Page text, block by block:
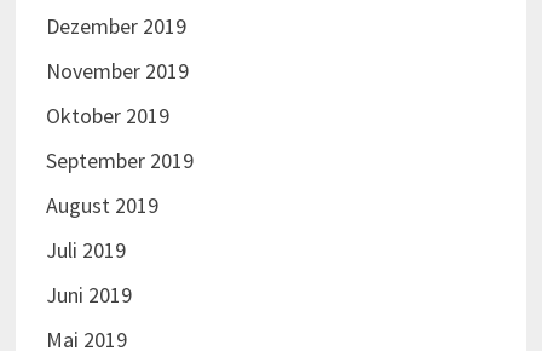
Dezember 2019
November 2019
Oktober 2019
September 2019
August 2019
Juli 2019
Juni 2019
Mai 2019